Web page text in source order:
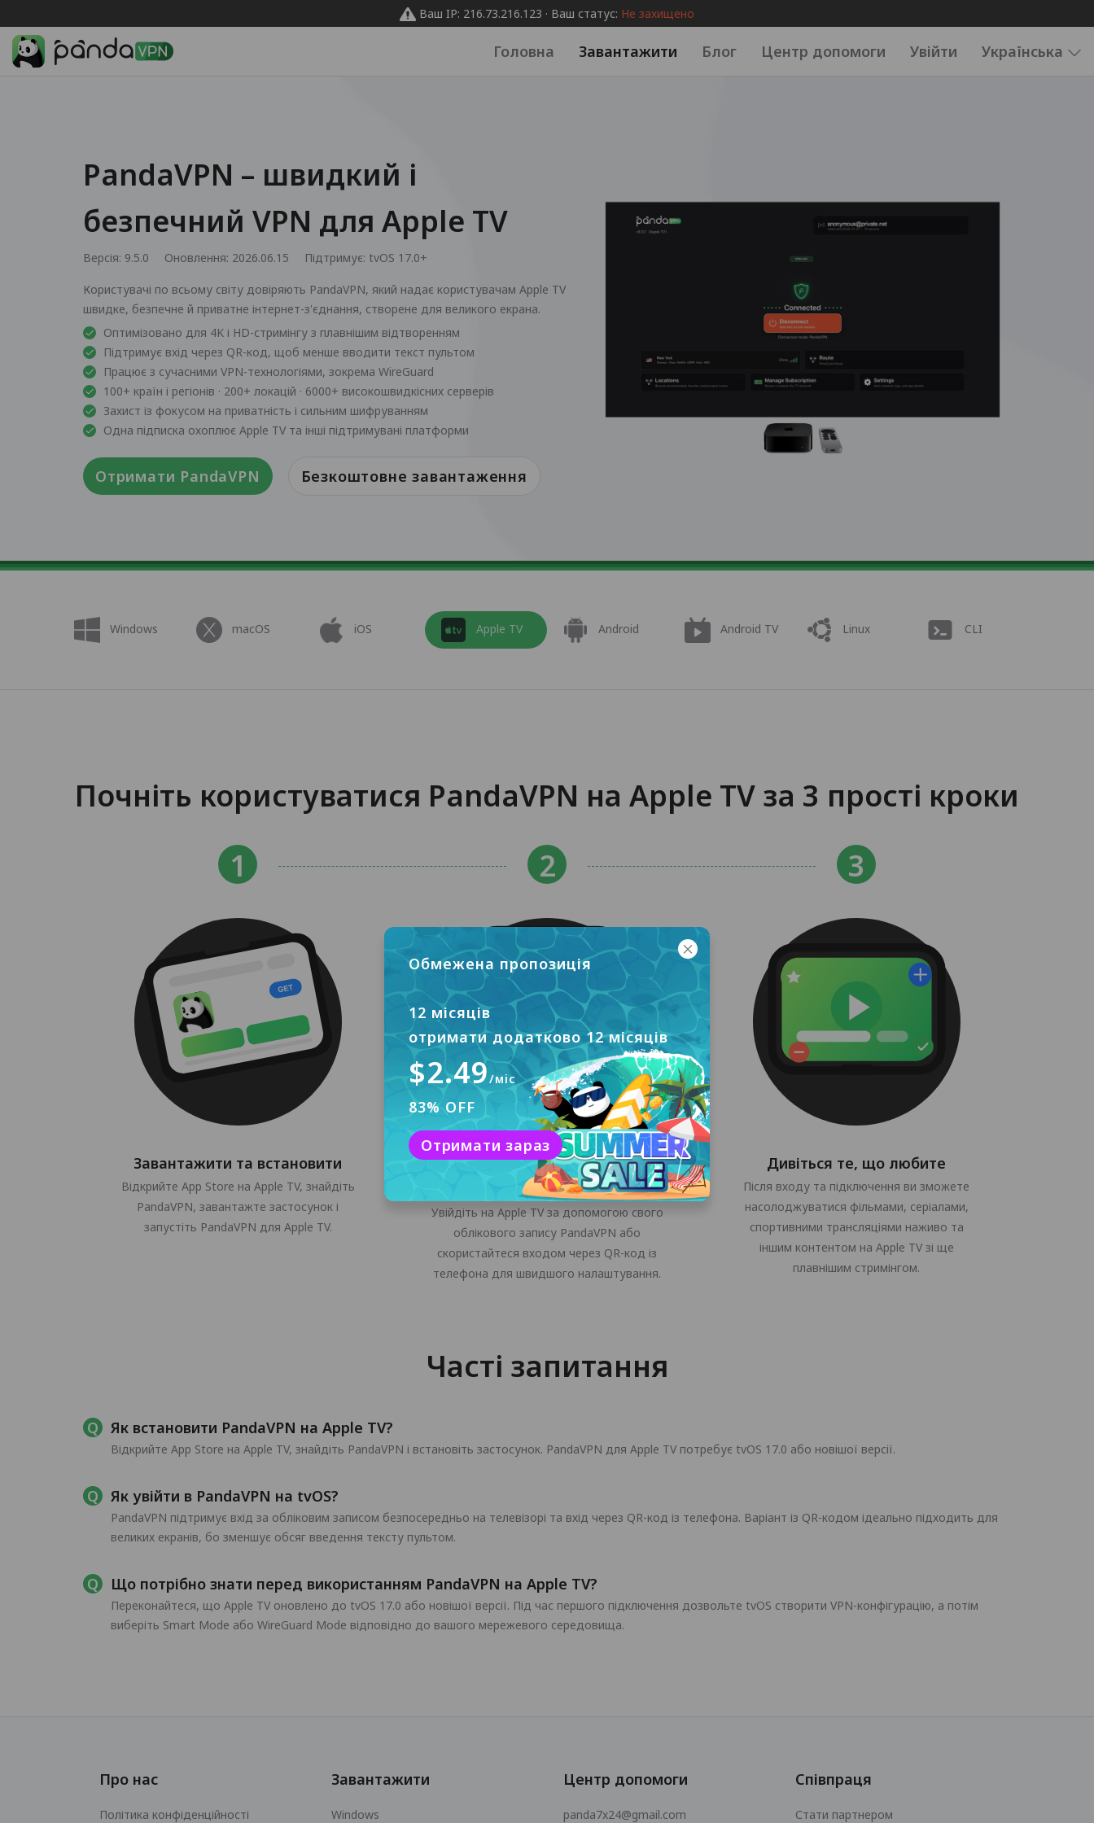
Ваш IP: 216.73.216.123 · Ваш статус: Не захищено
Головна Завантажити Блог Центр допомоги Увійти Українська
PandaVPN – швидкий і
безпечний VPN для Apple TV
Версія: 9.5.0 Оновлення: 2026.06.15 Підтримує: tvOS 17.0+
Користувачі по всьому світу довіряють PandaVPN, який надає користувачам Apple TV
швидке, безпечне й приватне інтернет-з'єднання, створене для великого екрана.
Оптимізовано для 4K і HD-стримінгу з плавнішим відтворенням
Підтримує вхід через QR-код, щоб менше вводити текст пультом
Працює з сучасними VPN-технологіями, зокрема WireGuard
100+ країн і регіонів · 200+ локацій · 6000+ високошвидкісних серверів
Захист із фокусом на приватність і сильним шифруванням
Одна підписка охоплює Apple TV та інші підтримувані платформи
Отримати PandaVPN Безкоштовне завантаження
Windows macOS iOS Apple TV Android Android TV Linux CLI
Почніть користуватися PandaVPN на Apple TV за 3 прості кроки
Завантажити та встановити
Відкрийте App Store на Apple TV, знайдіть
PandaVPN, завантажте застосунок і
запустіть PandaVPN для Apple TV.
Увійдіть до свого облікового
запису PandaVPN
Увійдіть на Apple TV за допомогою свого
облікового запису PandaVPN або
скористайтеся входом через QR-код із
телефона для швидшого налаштування.
Дивіться те, що любите
Після входу та підключення ви зможете
насолоджуватися фільмами, серіалами,
спортивними трансляціями наживо та
іншим контентом на Apple TV зі ще
плавнішим стримінгом.
Часті запитання
Як встановити PandaVPN на Apple TV?
Відкрийте App Store на Apple TV, знайдіть PandaVPN і встановіть застосунок. PandaVPN для Apple TV потребує tvOS 17.0 або новішої версії.
Як увійти в PandaVPN на tvOS?
PandaVPN підтримує вхід за обліковим записом безпосередньо на телевізорі та вхід через QR-код із телефона. Варіант із QR-кодом ідеально підходить для
великих екранів, бо зменшує обсяг введення тексту пультом.
Що потрібно знати перед використанням PandaVPN на Apple TV?
Переконайтеся, що Apple TV оновлено до tvOS 17.0 або новішої версії. Під час першого підключення дозвольте tvOS створити VPN-конфігурацію, а потім
виберіть Smart Mode або WireGuard Mode відповідно до вашого мережевого середовища.
Обмежена пропозиція
12 місяців
отримати додатково 12 місяців
$2.49/міс
83% OFF
Отримати зараз
Про нас
Політика конфіденційності
Завантажити
Windows
Центр допомоги
panda7x24@gmail.com
Співпраця
Стати партнером